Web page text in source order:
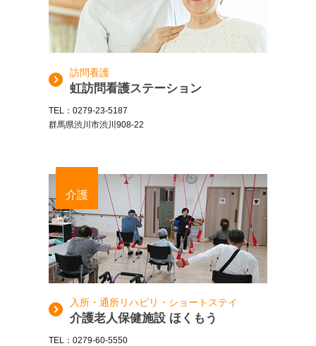
訪問看護
虹訪問看護ステーション
TEL：0279-23-5187
群馬県渋川市渋川908-22
介護
入所・通所リハビリ・ショートステイ
介護老人保健施設 ほくもう
TEL：0279-60-5550